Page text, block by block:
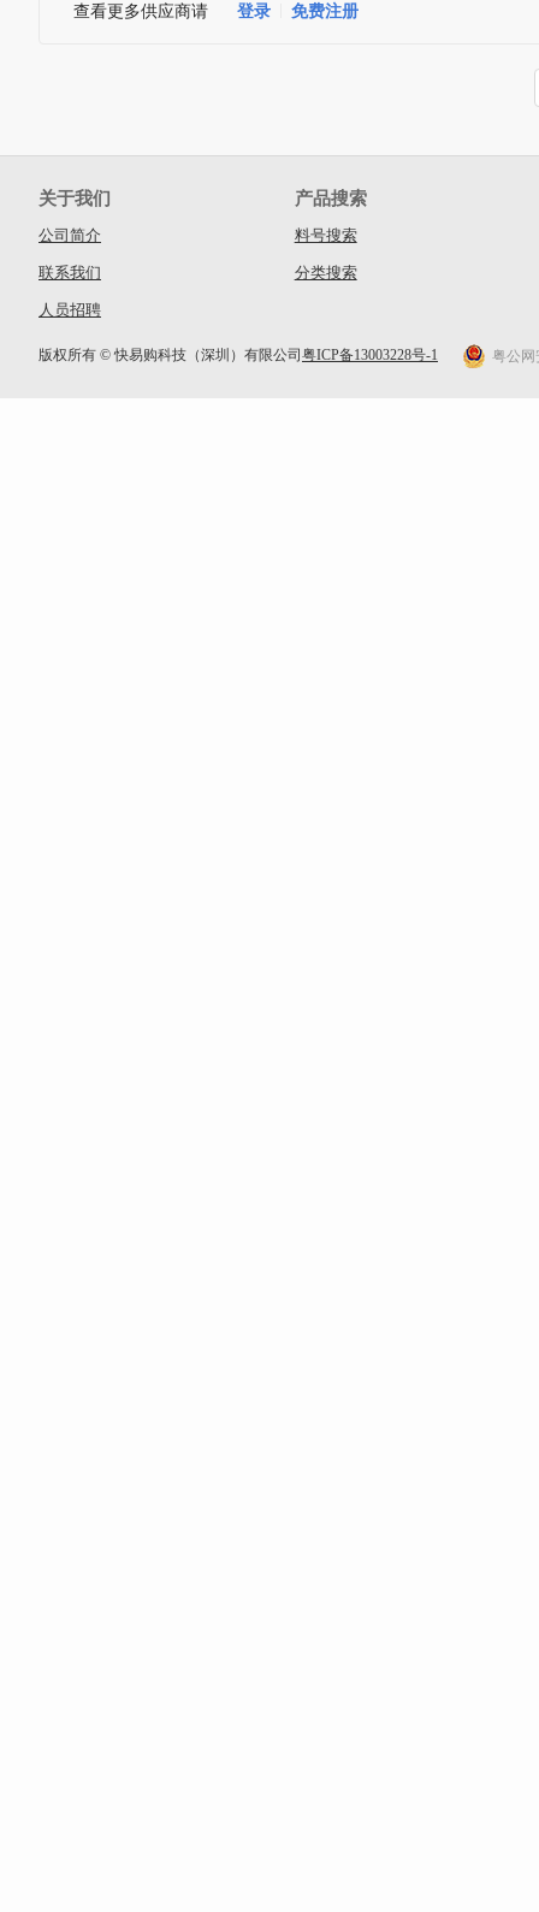
查看更多供应商请 登录 免费注册
关于我们
公司简介
联系我们
人员招聘
产品搜索
料号搜索
分类搜索
版权所有 © 快易购科技（深圳）有限公司 粤ICP备13003228号-1 粤公网